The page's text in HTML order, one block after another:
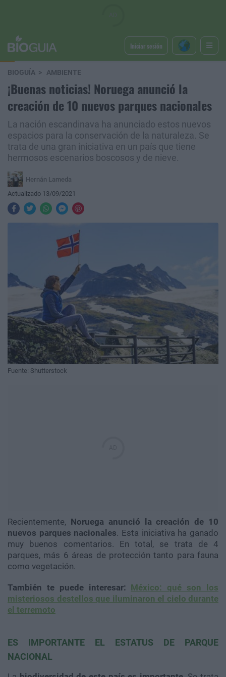
Iniciar sesión
BIOGUÍA AMBIENTE
¡Buenas noticias! Noruega anunció la
creación de 10 nuevos parques nacionales
La nación escandinava ha anunciado estos nuevos
espacios para la conservación de la naturaleza. Se
trata de una gran iniciativa en un país que tiene
hermosos escenarios boscosos y de nieve.
Hernán Lameda
Actualizado 13/09/2021
Fuente: Shutterstock
Recientemente, Noruega anunció la creación de 10
nuevos parques nacionales. Esta iniciativa ha ganado
muy buenos comentarios. En total, se trata de 4
parques, más 6 áreas de protección tanto para fauna
como vegetación.
También te puede interesar: México: qué son los
misteriosos destellos que iluminaron el cielo durante
el terremoto
ES IMPORTANTE EL ESTATUS DE PARQUE
NACIONAL